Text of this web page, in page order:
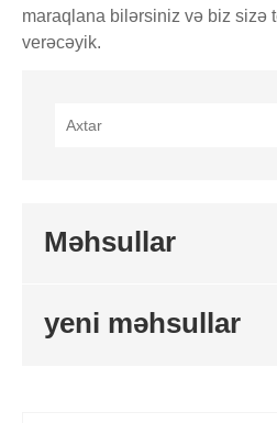
maraqlana bilərsiniz və biz sizə
verəcəyik.
Məhsullar
yeni məhsullar